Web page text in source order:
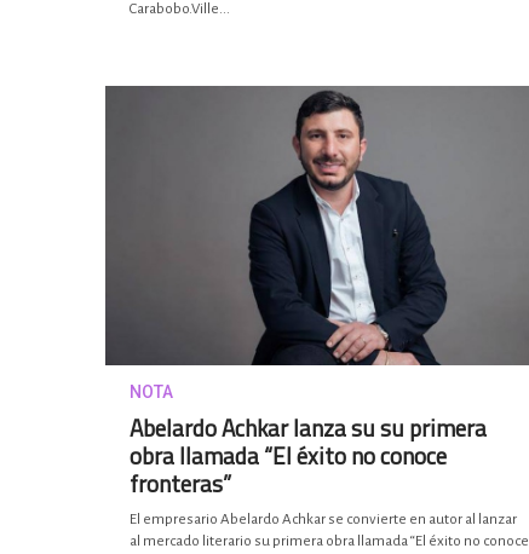
Carabobo.Ville...
NOTA
Abelardo Achkar lanza su su primera
obra llamada “El éxito no conoce
fronteras”
El empresario Abelardo Achkar se convierte en autor al lanzar
al mercado literario su primera obra llamada “El éxito no conoce